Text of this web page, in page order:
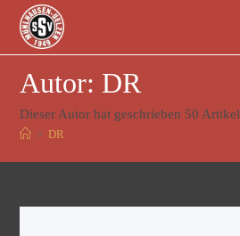
Autor: DR
Dieser Autor hat geschrieben 50 Artikel
> DR